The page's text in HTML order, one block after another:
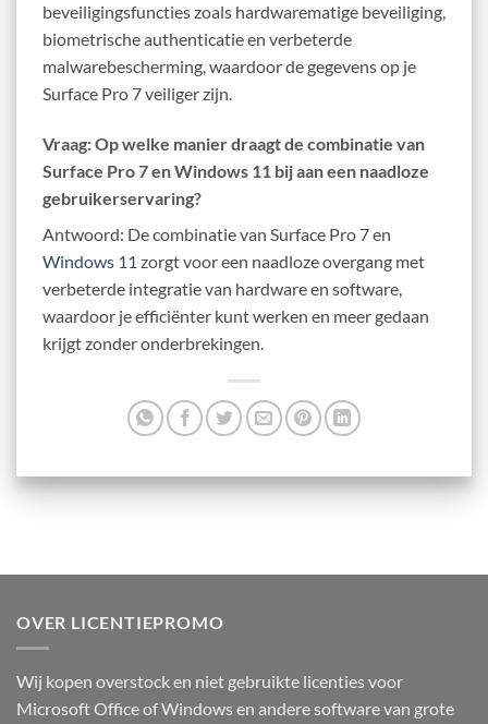
beveiligingsfuncties zoals hardwarematige beveiliging,
biometrische authenticatie en verbeterde
malwarebescherming, waardoor de gegevens op je
Surface Pro 7 veiliger zijn.
Vraag: Op welke manier draagt de combinatie van
Surface Pro 7 en Windows 11 bij aan een naadloze
gebruikerservaring?
Antwoord: De combinatie van Surface Pro 7 en
Windows 11 zorgt voor een naadloze overgang met
verbeterde integratie van hardware en software,
waardoor je efficiënter kunt werken en meer gedaan
krijgt zonder onderbrekingen.
OVER LICENTIEPROMO
Wij kopen overstock en niet gebruikte licenties voor
Microsoft Office of Windows en andere software van grote